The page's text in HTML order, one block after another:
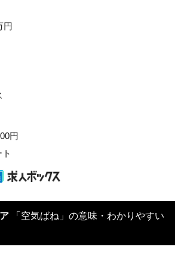
円
円
「空気ばね」の意味・わかりやすい